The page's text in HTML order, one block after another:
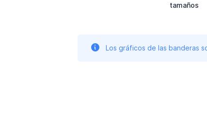
tamaños
Los gráficos de las banderas